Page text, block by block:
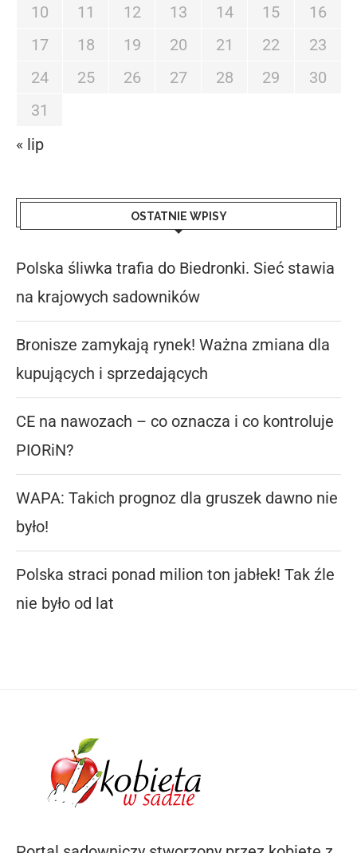
10
11 12 13 14 15
16
17
18 19 20 21 22
23
24
25 26 27 28 29
30
31
« lip
OSTATNIE WPISY
Polska śliwka trafia do Biedronki. Sieć stawia
na krajowych sadowników
Bronisze zamykają rynek! Ważna zmiana dla
kupujących i sprzedających
CE na nawozach – co oznacza i co kontroluje
PIORiN?
WAPA: Takich prognoz dla gruszek dawno nie
było!
Polska straci ponad milion ton jabłek! Tak źle
nie było od lat